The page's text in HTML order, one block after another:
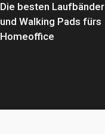
Die besten Laufbänder
und Walking Pads fürs
Homeoffice